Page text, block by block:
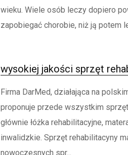
wieku. Wiele osób leczy dopiero
zapobiegać chorobie, niż ją potem
wysokiej jakości sprzęt
Firma DarMed, działająca na
proponuje przede wszystkim
głównie łóżka rehabilitacyjne,
inwalidzkie. Sprzęt rehabilitacyny
nowoczesnych spr...